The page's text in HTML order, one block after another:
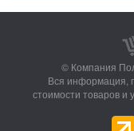
© Компания
Вся информация,
стоимости товаров и